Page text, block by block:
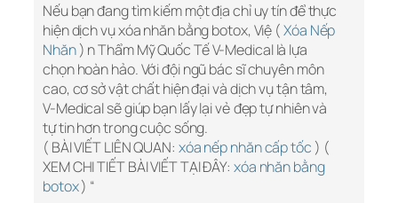
Nếu bạn đang tìm kiếm một địa chỉ uy tín để thực
hiện dịch vụ xóa nhăn bằng botox, Việ (Xóa Nếp
Nhăn) n Thẩm Mỹ Quốc Tế V-Medical là lựa
chọn hoàn hảo. Với đội ngũ bác sĩ chuyên môn
cao, cơ sở vật chất hiện đại và dịch vụ tận tâm,
V-Medical sẽ giúp bạn lấy lại vẻ đẹp tự nhiên và
tự tin hơn trong cuộc sống.
( BÀI VIẾT LIÊN QUAN: xóa nếp nhăn cấp tốc ) (
XEM CHI TIẾT BÀI VIẾT TẠI ĐÂY: xóa nhăn bằng
botox) “